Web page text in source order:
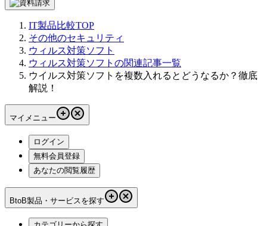
IT製品比較TOP
その他のセキュリティ
ウィルス対策ソフト
ウィルス対策ソフトの関連記事一覧
ウイルス対策ソフトを複数入れるとどうなるか？徹底
解説！
マイメニュー
ログイン
無料会員登録
あなたの閲覧履歴
BtoB製品・サービスを探す